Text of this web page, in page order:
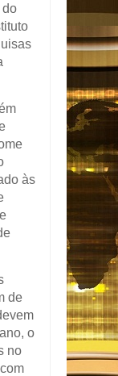
do
às
de
o
no